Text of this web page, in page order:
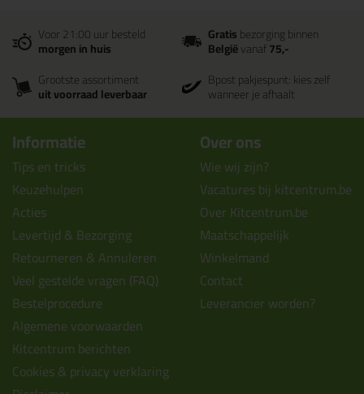
Voor 21:00 uur besteld
morgen in huis
Gratisbezorging binnen
Belgiëvanaf75,-
Grootste assortiment
uit voorraad leverbaar
Bpost pakjespunt: kies zelf
wanneer je afhaalt
Informatie
Tips en tricks
Keuzehulpen
Acties
Levertijd & Bezorging
Retourneren & Annuleren
Veel gestelde vragen (FAQ)
Bestelprocedure
Algemene voorwaarden
Kitcentrum berichten
Cookies & privacy verklaring
Over ons
Wie wij zijn?
Vacatures bij kitcentrum.be
Over Kitcentrum.be
Maatschappelijk
Winkelmand
Contact
Leverancier worden?